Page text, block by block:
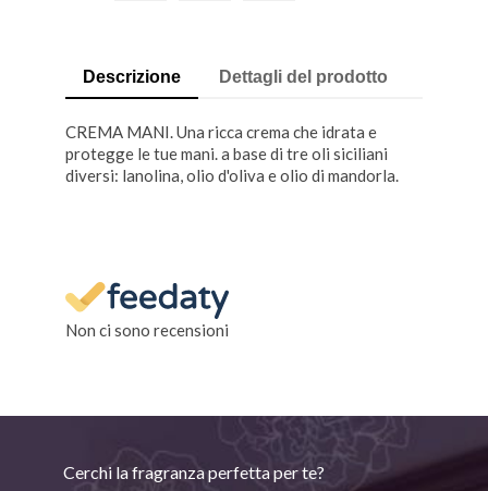
Descrizione Dettagli del prodotto
CREMA MANI.Una ricca crema che idrata e
protegge le tue mani. a base di tre oli siciliani
diversi: lanolina, olio d'oliva e olio di mandorla.
Non ci sono recensioni
Cerchi la fragranza perfetta per te?